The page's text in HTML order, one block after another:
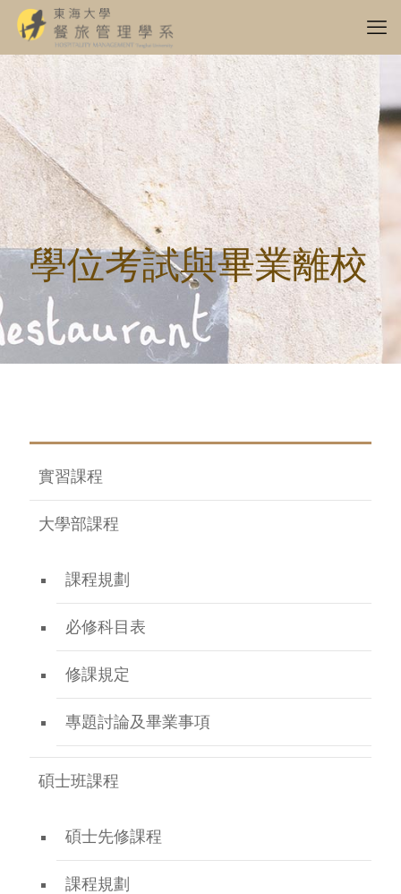
學位考試與畢業離校
實習課程
大學部課程
課程規劃
必修科目表
修課規定
專題討論及畢業事項
碩士班課程
碩士先修課程
課程規劃